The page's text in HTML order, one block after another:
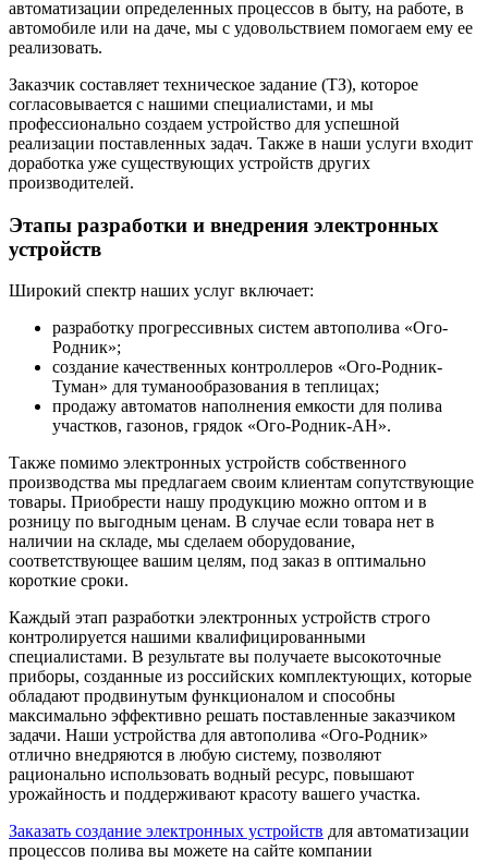
автоматизации определенных процессов в быту, на работе, в
автомобиле или на даче, мы с удовольствием помогаем ему ее
реализовать.
Заказчик составляет техническое задание (ТЗ), которое
согласовывается с нашими специалистами, и мы
профессионально создаем устройство для успешной
реализации поставленных задач. Также в наши услуги входит
доработка уже существующих устройств других
производителей.
Этапы разработки и внедрения электронных
устройств
Широкий спектр наших услуг включает:
разработку прогрессивных систем автополива «Ого-
Родник»;
создание качественных контроллеров «Ого-Родник-
Туман» для туманообразования в теплицах;
продажу автоматов наполнения емкости для полива
участков, газонов, грядок «Ого-Родник-АН».
Также помимо электронных устройств собственного
производства мы предлагаем своим клиентам сопутствующие
товары. Приобрести нашу продукцию можно оптом и в
розницу по выгодным ценам. В случае если товара нет в
наличии на складе, мы сделаем оборудование,
соответствующее вашим целям, под заказ в оптимально
короткие сроки.
Каждый этап разработки электронных устройств строго
контролируется нашими квалифицированными
специалистами. В результате вы получаете высокоточные
приборы, созданные из российских комплектующих, которые
обладают продвинутым функционалом и способны
максимально эффективно решать поставленные заказчиком
задачи. Наши устройства для автополива «Ого-Родник»
отлично внедряются в любую систему, позволяют
рационально использовать водный ресурс, повышают
урожайность и поддерживают красоту вашего участка.
Заказать создание электронных устройств для автоматизации
процессов полива вы можете на сайте компании